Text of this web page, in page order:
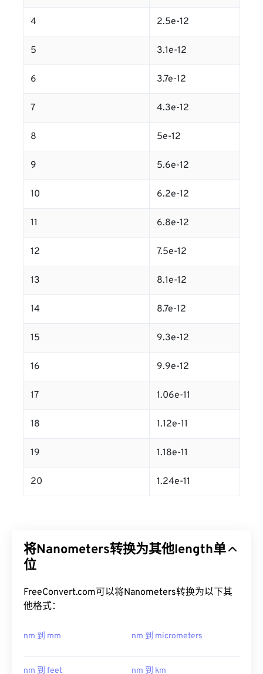
4 2.5e-12
5 3.1e-12
6 3.7e-12
7 4.3e-12
8 5e-12
9 5.6e-12
10 6.2e-12
11 6.8e-12
12 7.5e-12
13 8.1e-12
14 8.7e-12
15 9.3e-12
16 9.9e-12
17 1.06e-11
18 1.12e-11
19 1.18e-11
20 1.24e-11
将Nanometers转换为其他length单
位
FreeConvert.com可以将Nanometers转换为以下其
他格式：
nm 到 mm nm 到 micrometers
nm 到 feet nm 到 km